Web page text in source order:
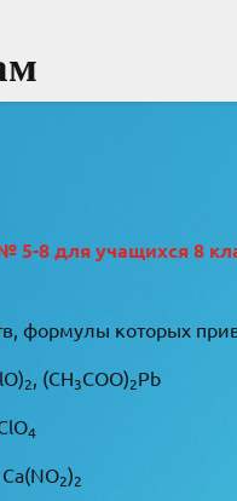
8 для учащихся 8
формулы которых
2, (CH3COO)2Pb
4
2)2